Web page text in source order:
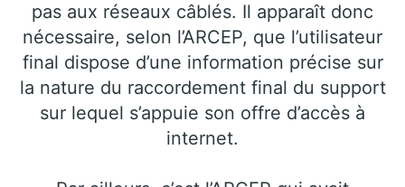
pas aux réseaux câblés. Il apparaît donc
nécessaire, selon l’ARCEP, que l’utilisateur
final dispose d’une information précise sur
la nature du raccordement final du support
sur lequel s’appuie son offre d’accès à
internet.